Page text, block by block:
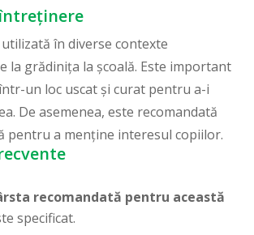
în diverse contexte
la grădinița la școală. Este important
un loc uscat și curat pentru a-i
De asemenea, este recomandată
pentru a menține interesul copiilor.
recomandată pentru această
specificat.